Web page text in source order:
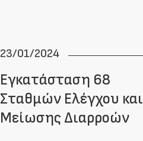
23/01/2024
Εγκατάσταση 68
Σταθμών Ελέγχου και
Μείωσης Διαρροών